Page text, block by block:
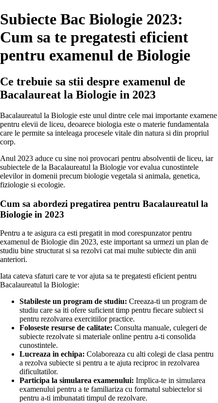
Subiecte Bac Biologie 2023:
Cum sa te pregatesti eficient
pentru examenul de Biologie
Ce trebuie sa stii despre examenul de
Bacalaureat la Biologie in 2023
Bacalaureatul la Biologie este unul dintre cele mai importante examene
pentru elevii de liceu, deoarece biologia este o materie fundamentala
care le permite sa inteleaga procesele vitale din natura si din propriul
corp.
Anul 2023 aduce cu sine noi provocari pentru absolventii de liceu, iar
subiectele de la Bacalaureatul la Biologie vor evalua cunostintele
elevilor in domenii precum biologie vegetala si animala, genetica,
fiziologie si ecologie.
Cum sa abordezi pregatirea pentru Bacalaureatul la
Biologie in 2023
Pentru a te asigura ca esti pregatit in mod corespunzator pentru
examenul de Biologie din 2023, este important sa urmezi un plan de
studiu bine structurat si sa rezolvi cat mai multe subiecte din anii
anteriori.
Iata cateva sfaturi care te vor ajuta sa te pregatesti eficient pentru
Bacalaureatul la Biologie:
Stabileste un program de studiu: Creeaza-ti un program de
studiu care sa iti ofere suficient timp pentru fiecare subiect si
pentru rezolvarea exercitiilor practice.
Foloseste resurse de calitate: Consulta manuale, culegeri de
subiecte rezolvate si materiale online pentru a-ti consolida
cunostintele.
Lucreaza in echipa: Colaboreaza cu alti colegi de clasa pentru
a rezolva subiecte si pentru a te ajuta reciproc in rezolvarea
dificultatilor.
Participa la simularea examenului: Implica-te in simularea
examenului pentru a te familiariza cu formatul subiectelor si
pentru a-ti imbunatati timpul de rezolvare.